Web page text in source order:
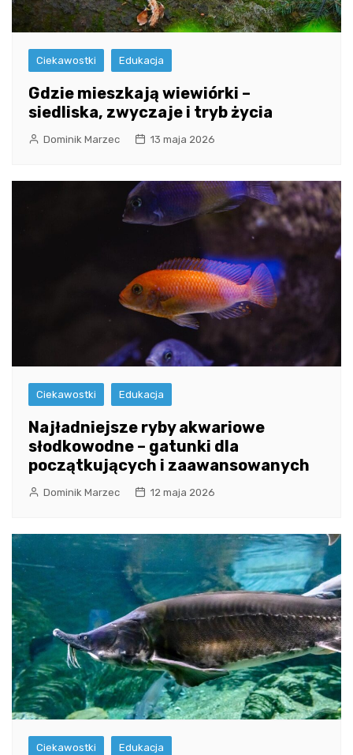
Ciekawostki Edukacja
Gdzie mieszkają wiewiórki –
siedliska, zwyczaje i tryb życia
Dominik Marzec 13 maja 2026
Ciekawostki Edukacja
Najładniejsze ryby akwariowe
słodkowodne – gatunki dla
początkujących i zaawansowanych
Dominik Marzec 12 maja 2026
Ciekawostki Edukacja